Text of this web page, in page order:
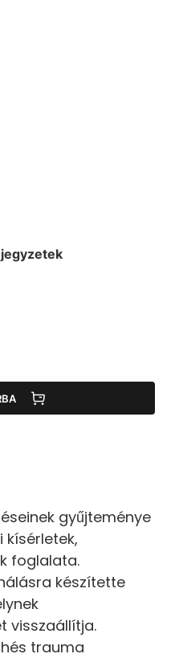
gyűjteménye
kísérletek,
foglalata.
készítette
visszaállítja.
trauma